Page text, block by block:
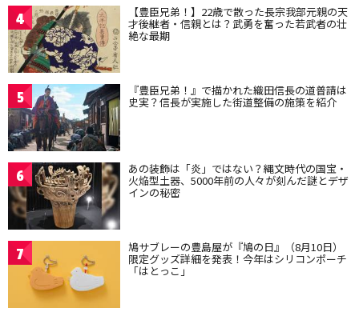
4 【豊臣兄弟！】22歳で散った長宗我部元親の天
才後継者・信親とは？武勇を奮った若武者の壮
絶な最期
5 『豊臣兄弟！』で描かれた織田信長の道普請は
史実？信長が実施した街道整備の施策を紹介
6 あの装飾は「炎」ではない？縄文時代の国宝・
火焔型土器、5000年前の人々が刻んだ謎とデザ
インの秘密
7 鳩サブレーの豊島屋が『鳩の日』（8月10日）
限定グッズ詳細を発表！今年はシリコンポーチ
「はとっこ」